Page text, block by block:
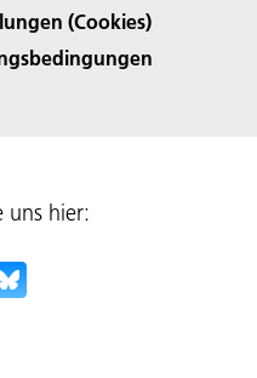
(Cookies)
uns hier: